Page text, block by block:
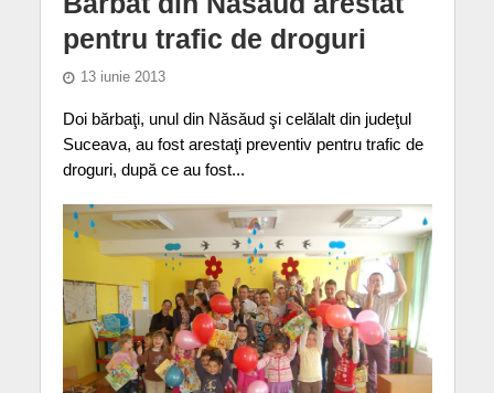
pentru trafic de droguri
13 iunie 2013
Doi bărbaţi, unul din Năsăud şi celălalt din judeţul
Suceava, au fost arestaţi preventiv pentru trafic de
droguri, după ce au fost...